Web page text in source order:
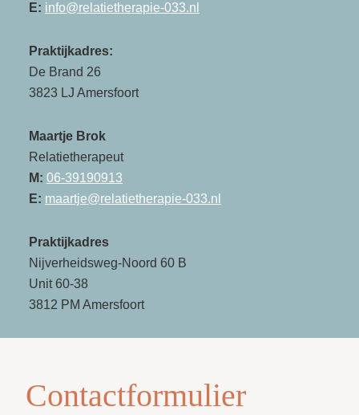
E: info@relatietherapie-033.nl
Praktijkadres:
De Brand 26
3823 LJ Amersfoort
Maartje Brok
Relatietherapeut
M: 06-39190913
E: maartje@relatietherapie-033.nl
Praktijkadres
Nijverheidsweg-Noord 60 B
Unit 60-38
3812 PM Amersfoort
Contactformulier